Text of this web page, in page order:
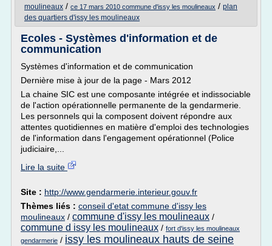
moulineaux / ce 17 mars 2010 commune d'issy les moulineaux / plan
des quartiers d'issy les moulineaux
Ecoles - Systèmes d'information et de
communication
Systèmes d'information et de communication
Dernière mise à jour de la page - Mars 2012
La chaine SIC est une composante intégrée et indissociable
de l'action opérationnelle permanente de la gendarmerie.
Les personnels qui la composent doivent répondre aux
attentes quotidiennes en matière d'emploi des technologies
de l'information dans l'engagement opérationnel (Police
judiciaire,...
Lire la suite
Site : http://www.gendarmerie.interieur.gouv.fr
Thèmes liés : conseil d'etat commune d'issy les
moulineaux / commune d'issy les moulineaux /
commune d issy les moulineaux / fort d'issy les moulineaux
gendarmerie / issy les moulineaux hauts de seine